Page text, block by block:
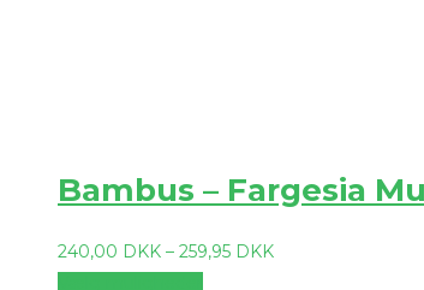
Bambus – Fargesia
240,00 DKK – 259,95 DKK